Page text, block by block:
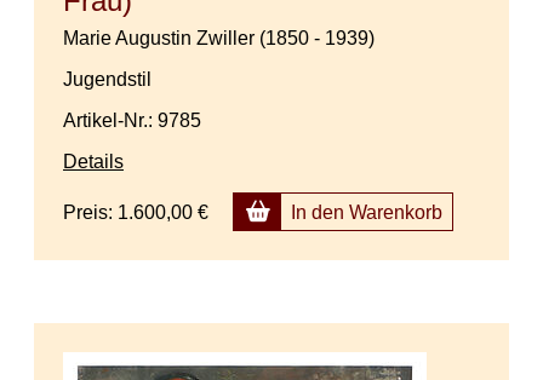
Marie Augustin Zwiller (1850 - 1939)
Jugendstil
Artikel-Nr.: 9785
Details
Preis: 1.600,00 € In den Warenkorb